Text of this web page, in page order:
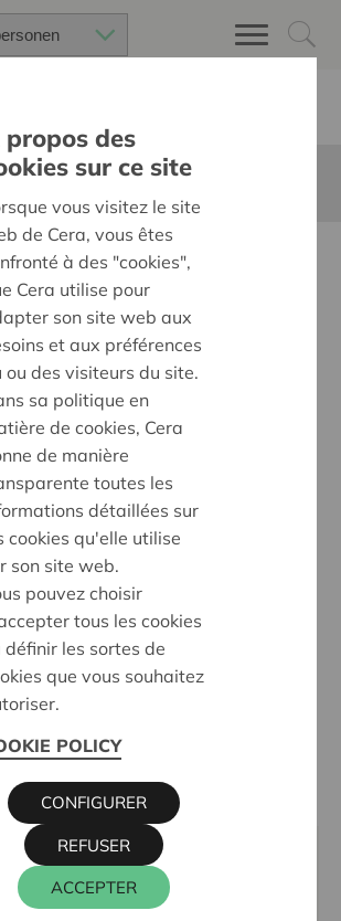
solidaire et respectueuse, sans
à tous les mêmes chances de
égale et active à la société
15/10/2025
Steenweg 198, 8000
propos des
sur ce site
vous visitez le site
de Cera, vous êtes
à des "cookies",
Cera utilise pour
son site web aux
et aux préférences
ou des visiteurs du site.
sa politique en
de cookies, Cera
de manière
toutes les
détaillées sur
cookies qu'elle utilise
son site web.
pouvez choisir
tous les cookies
définir les sortes de
que vous souhaitez
POLICY
ACCEPTER
REFUSER
CONFIGURER